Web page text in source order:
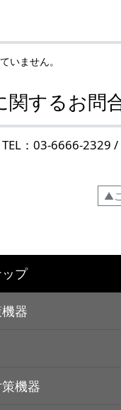
いません。
関するお問
：03-6666-2329 /
▲
プ
器
機器